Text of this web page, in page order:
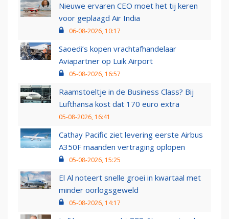
Nieuwe ervaren CEO moet het tij keren
voor geplaagd Air India
06-08-2026, 10:17
Saoedi’s kopen vrachtafhandelaar
Aviapartner op Luik Airport
05-08-2026, 16:57
Raamstoeltje in de Business Class? Bij
Lufthansa kost dat 170 euro extra
05-08-2026, 16:41
Cathay Pacific ziet levering eerste Airbus
A350F maanden vertraging oplopen
05-08-2026, 15:25
El Al noteert snelle groei in kwartaal met
minder oorlogsgeweld
05-08-2026, 14:17